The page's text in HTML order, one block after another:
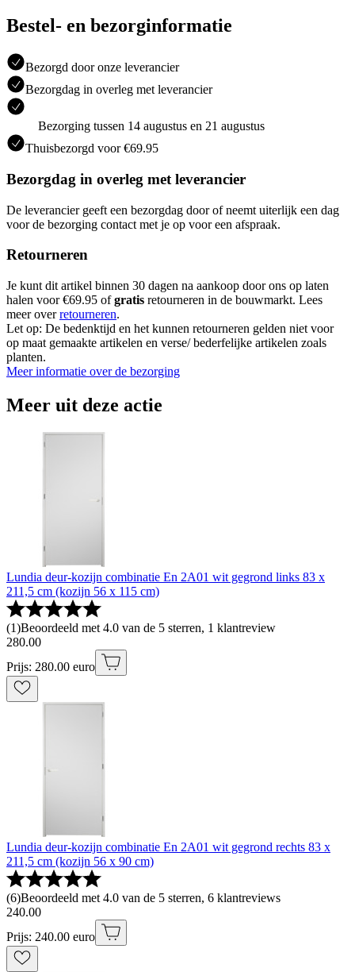
Bestel- en bezorginformatie
Bezorgd door onze leverancier
Bezorgdag in overleg met leverancier
Bezorging tussen 14 augustus en 21 augustus
Thuisbezorgd voor €69.95
Bezorgdag in overleg met leverancier
De leverancier geeft een bezorgdag door of neemt uiterlijk een dag
voor de bezorging contact met je op voor een afspraak.
Retourneren
Je kunt dit artikel binnen 30 dagen na aankoop door ons op laten
halen voor €69.95 ofgratis retourneren in de bouwmarkt. Lees
meer overretourneren.
Let op: De bedenktijd en het kunnen retourneren gelden niet voor
op maat gemaakte artikelen en verse/ bederfelijke artikelen zoals
planten.
Meer informatie over de bezorging
Meer uit deze actie
Lundia deur-kozijn combinatie En 2A01 wit gegrond links 83 x
211,5 cm (kozijn 56 x 115 cm)
(1)Beoordeeld met 4.0 van de 5 sterren, 1 klantreview
280.00
Prijs: 280.00 euro
Lundia deur-kozijn combinatie En 2A01 wit gegrond rechts 83 x
211,5 cm (kozijn 56 x 90 cm)
(6)Beoordeeld met 4.0 van de 5 sterren, 6 klantreviews
240.00
Prijs: 240.00 euro